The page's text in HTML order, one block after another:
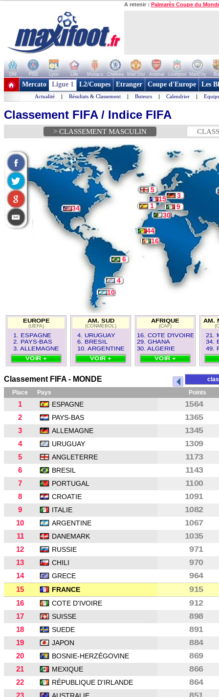
A retenir : Palmarès Coupe du
OM PSG Lyon Lille Monaco Chelsea Man Utd Arsenal Liverpool ManCity
+ de clubs
Mercato Ligue 1 L2/Coupes Etranger Coupe d'Europe Les
Actualité | Résultats & Classement | Buteurs | Calendrier |
Classement FIFA / Indice FIFA
> CLASSEMENT MASCULIN
34
5
15
3
1
9
4
6
10
16
44
30
EUROPE
(UEFA)
1. ESPAGNE
2. PAYS-BAS
3. ALLEMAGNE
VOIR +
AM. SUD
(CONMEBOL)
4. URUGUAY
6. BRESIL
10. ARGENTINE
VOIR +
AFRIQUE
(CAF)
16. COTE D'IVOIRE
29. GHANA
30. ALGERIE
VOIR +
AM.
21.
34.
49.
Classement FIFA - MONDE
Place
Pays Points
1 ESPAGNE
1564
2
PAYS-BAS
1365
3
ALLEMAGNE
1345
4
URUGUAY
1309
5
ANGLETERRE
1173
6
BRESIL
1143
7
PORTUGAL
1100
8
CROATIE
1091
9
ITALIE
1082
10
ARGENTINE
1067
11
DANEMARK
1035
12
RUSSIE
971
13
CHILI
970
14
GRECE
964
15
FRANCE
915
16
COTE D'IVOIRE
912
17
SUISSE
898
18
SUEDE
891
19
JAPON
884
20
BOSNIE-HERZÉGOVINE
869
21
MEXIQUE
866
22
RÉPUBLIQUE D'IRLANDE
864
23
851